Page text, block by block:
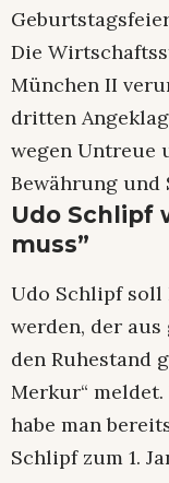
Die
München II
dritten
wegen Untreue
Bewährung und
Udo Schlipf
muss”
Udo Schlipf soll
werden, der
den Ruhestand
Merkur“
habe man
Schlipf zum 1.